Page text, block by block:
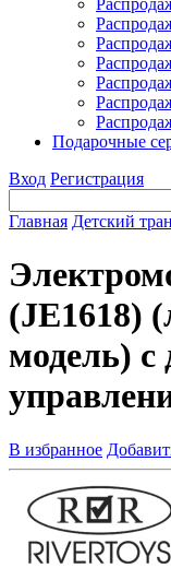
Подарочные
Вход Регистрация
Главная Детский
(JE1618)
модель)
В избранное